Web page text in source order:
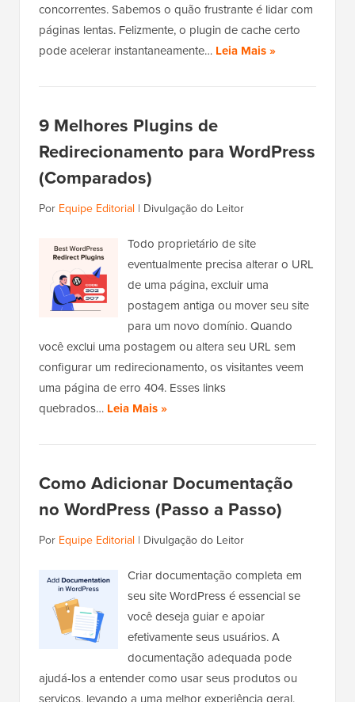
concorrentes. Sabemos o quão frustrante é lidar com
páginas lentas. Felizmente, o plugin de cache certo
pode acelerar instantaneamente… Leia Mais »
9 Melhores Plugins de
Redirecionamento para WordPress
(Comparados)
Por Equipe Editorial | Divulgação do Leitor
Todo proprietário de site
eventualmente precisa alterar o URL
de uma página, excluir uma
postagem antiga ou mover seu site
para um novo domínio. Quando
você exclui uma postagem ou altera seu URL sem
configurar um redirecionamento, os visitantes veem
uma página de erro 404. Esses links
quebrados… Leia Mais »
Como Adicionar Documentação
no WordPress (Passo a Passo)
Por Equipe Editorial | Divulgação do Leitor
Criar documentação completa em
seu site WordPress é essencial se
você deseja guiar e apoiar
efetivamente seus usuários. A
documentação adequada pode
ajudá-los a entender como usar seus produtos ou